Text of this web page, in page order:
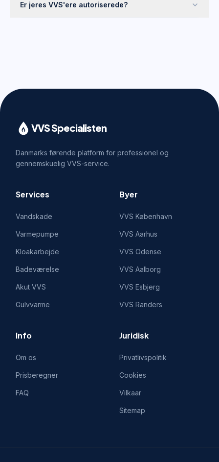
Er jeres VVS'ere autoriserede?
VVS Specialisten
Danmarks førende platform for professionel og
gennemskuelig VVS-service.
Services
Vandskade
Varmepumpe
Kloakarbejde
Badeværelse
Akut VVS
Gulvvarme
Byer
VVS København
VVS Aarhus
VVS Odense
VVS Aalborg
VVS Esbjerg
VVS Randers
Info
Om os
Prisberegner
FAQ
Juridisk
Privatlivspolitik
Cookies
Vilkaar
Sitemap